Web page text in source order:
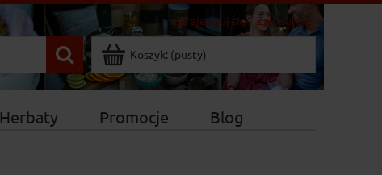
Zarejestruj się Zaloguj się
Koszyk: (pusty)
Herbaty Promocje
Blog